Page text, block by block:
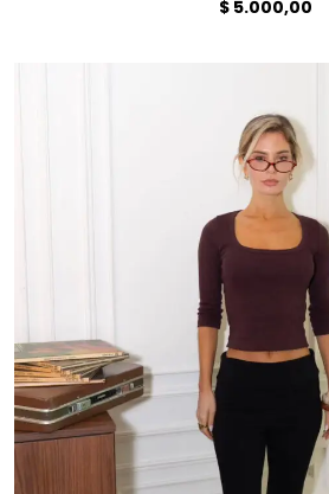
$5.000,00